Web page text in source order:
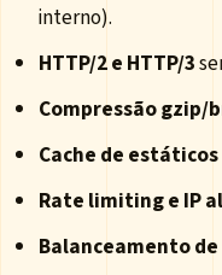
interno).
HTTP/2 e HTTP/3
Compressão gzip/
Cache de estáticos
Rate limiting e IP
Balanceamento